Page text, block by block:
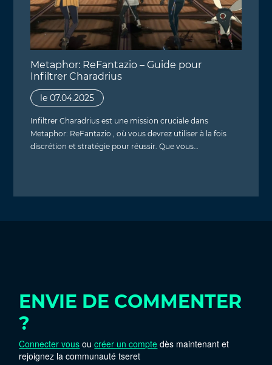
Metaphor: ReFantazio – Guide pour
Infiltrer Charadrius
le 07.04.2025
Infiltrer Charadrius est une mission cruciale dans
Metaphor: ReFantazio , où vous devrez utiliser à la fois
discrétion et stratégie pour réussir. Que vous…
ENVIE DE COMMENTER
?
Connecter vous oucréer un compte dès maintenant et
rejoignez la communauté tseret